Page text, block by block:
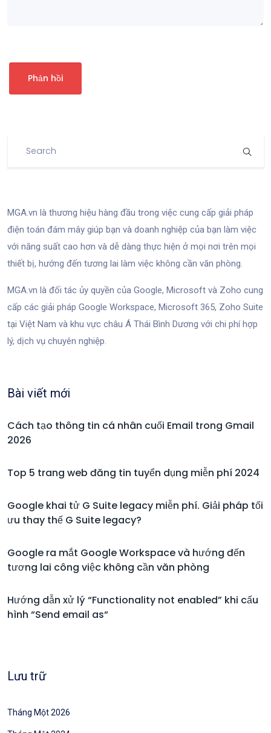
MGA.vn là thương hiệu hàng đầu trong việc cung cấp giải pháp
điện toán đám mây giúp bạn và doanh nghiệp của bạn làm việc
với năng suất cao hơn và dễ dàng thực hiện ở mọi nơi trên mọi
thiết bị, hướng đến tương lai làm việc không cần văn phòng.
MGA.vn là đối tác ủy quyền của Google, Microsoft và Zoho cung
cấp các giải pháp Google Workspace, Microsoft 365, Zoho Suite
tại Việt Nam và khu vực châu Á Thái Bình Dương với chi phí hợp
lý, dịch vụ chuyên nghiệp.
Bài viết mới
Cách tạo thông tin cá nhân cuối Email trong Gmail
2026
Top 5 trang web đăng tin tuyển dụng miễn phí 2024
Google khai tử G Suite legacy miễn phí. Giải pháp tối
ưu thay thế G Suite legacy?
Google ra mắt Google Workspace và hướng đến
tương lai công việc không cần văn phòng
Hướng dẫn xử lý “Functionality not enabled” khi cấu
hình “Send email as“
Lưu trữ
Tháng Một 2026